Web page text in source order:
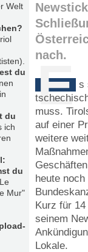
Welt
du
du
ich
du
Mur"
nach.
E s
muss.
auf einer
weitere
heute
Kurz für
seinem
Lokale.